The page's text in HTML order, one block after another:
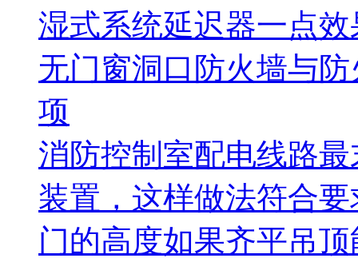
湿式系统延迟器一点
无门窗洞口防火墙与
项
消防控制室配电线路
装置，这样做法符合
门的高度如果齐平吊